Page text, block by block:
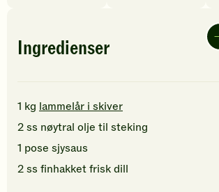
Ingredienser
1 kg lammelår i skiver
2ss nøytral olje til steking
1 pose sjysaus
2ss finhakketfrisk dill